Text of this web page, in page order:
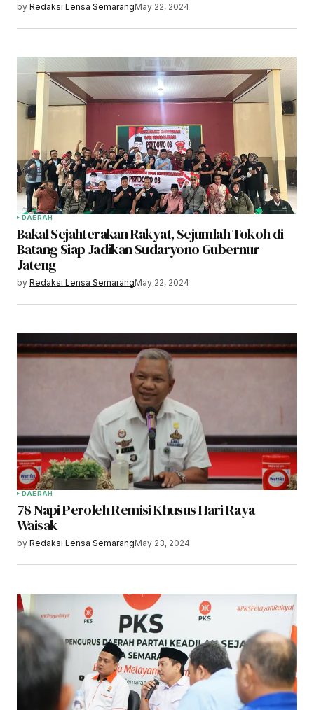
by Redaksi Lensa SemarangMay 22, 2024
DAERAH
Bakal Sejahterakan Rakyat, Sejumlah Tokoh di
Batang Siap Jadikan Sudaryono Gubernur
Jateng
by Redaksi Lensa SemarangMay 22, 2024
DAERAH
78 Napi Peroleh Remisi Khusus Hari Raya
Waisak
by Redaksi Lensa SemarangMay 23, 2024